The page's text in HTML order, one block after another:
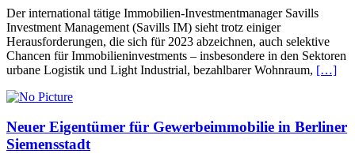
Der international tätige Immobilien-Investmentmanager Savills
Investment Management (Savills IM) sieht trotz einiger
Herausforderungen, die sich für 2023 abzeichnen, auch selektive
Chancen für Immobilieninvestments – insbesondere in den Sektoren
urbane Logistik und Light Industrial, bezahlbarer Wohnraum, […]
Neuer Eigentümer für Gewerbeimmobilie in Berliner
Siemensstadt